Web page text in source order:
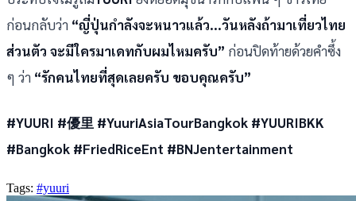
ก่อนกลับว่า “ญี่ปุ่นกำลังจะหนาวแล้ว...วันหลังถ้ามาเที่ยวไทย
ส่วนตัว จะมีใครมาเดทกับผมไหมครับ” ก่อนปิดท้ายด้วยคำซึ้ง
ๆ ว่า “รักคนไทยที่สุดเลยครับ ขอบคุณครับ”
#YUURI #優里 #YuuriAsiaTourBangkok #YUURIBKK
#Bangkok #FriedRiceEnt #BNJentertainment
Tags: #yuuri